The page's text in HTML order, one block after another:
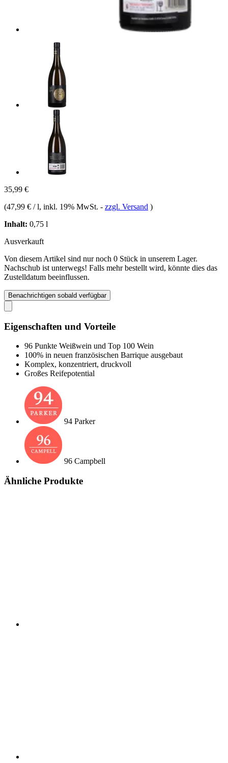
35,99 €
(47,99 € / l, inkl. 19% MwSt. - zzgl. Versand )
Inhalt: 0,75 l
Ausverkauft
Von diesem Artikel sind nur noch 0 Stück in unserem Lager.
Nachschub ist unterwegs! Falls mehr bestellt wird, könnte dies das
Zustelldatum beeinflussen.
Benachrichtigen sobald verfügbar
Eigenschaften und Vorteile
96 Punkte Weißwein und Top 100 Wein
100% in neuen französischen Barrique ausgebaut
Komplex, konzentriert, druckvoll
Großes Reifepotential
94 Parker
96 Campbell
Ähnliche Produkte